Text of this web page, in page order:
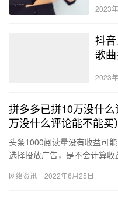
2023
抖
歌曲
2023
拼多多已拼10万没什
万没什么评论能不能买）
头条1000阅读量没有收益可
选择投放广告，是不会计算
的…
网络资讯 2022年6月25日